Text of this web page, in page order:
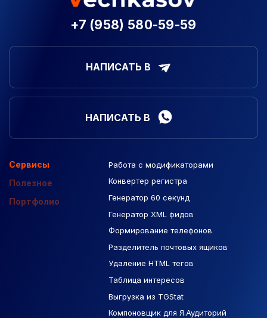
+7 (958) 580-59-59
НАПИСАТЬ В
НАПИСАТЬ В
Сервисы
Полезное
Портфолио
Работа с модификаторами
Конвертер регистра
Генератор 60 секунд
Генератор XML фидов
Формирование телефонов
Разделитель почтовых ящиков
Удаление HTML тегов
Таблица интересов
Выгрузка из TGStat
Компоновщик для Я.Аудиторий
Подборка сайтов
Макеты Figma
База Яндекс Карты
РСЯ площадки
Созданные сайты
Контекстная реклама